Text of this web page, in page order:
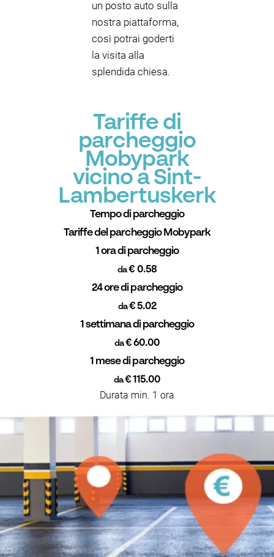
un posto auto sulla
nostra piattaforma,
così potrai goderti
la visita alla
splendida chiesa.
Tariffe di
parcheggio
Mobypark
vicino a Sint-
Lambertuskerk
Tempo di parcheggio
Tariffe del parcheggio Mobypark
1 ora di parcheggio
da€ 0.58
24 ore di parcheggio
da€ 5.02
1 settimana di parcheggio
da€ 60.00
1 mese di parcheggio
da€ 115.00
Durata min. 1 ora